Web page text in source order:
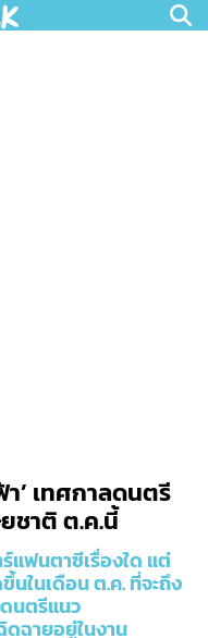
’ เทศกาลดนตรี
ชาติ ต.ค.นี้
แฟนตาซีเรื่องใด แต่
นในเดือน ต.ค. ที่จะถึง
ดนตรีแนว
ดฉายอยู่ในงาน